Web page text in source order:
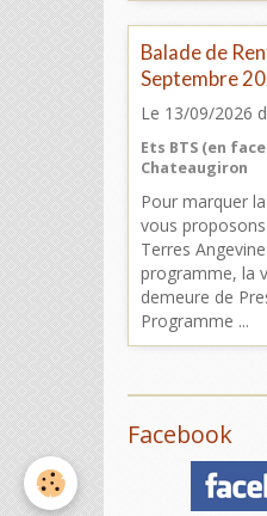
Balade de
Septembre
Le 13/09/2026
Ets BTS (en
Chateaugiron
Pour marquer
vous
Terres
programme, la
demeure de
Programme ...
Facebook